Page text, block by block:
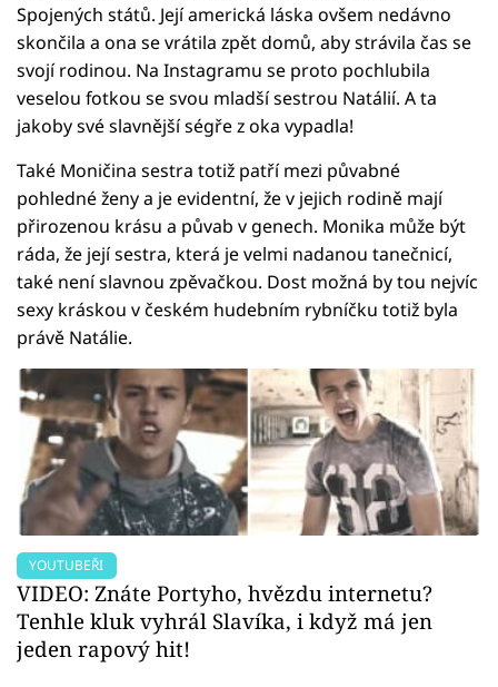
Spojených států. Její americká láska ovšem nedávno
skončila a ona se vrátila zpět domů, aby strávila čas se
svojí rodinou. Na Instagramu se proto pochlubila
veselou fotkou se svou mladší sestrou Natálií. A ta
jakoby své slavnější ségře z oka vypadla!
Také Moničina sestra totiž patří mezi půvabné
pohledné ženy a je evidentní, že v jejich rodině mají
přirozenou krásu a půvab v genech. Monika může být
ráda, že její sestra, která je velmi nadanou tanečnicí,
také není slavnou zpěvačkou. Dost možná by tou nejvíc
sexy kráskou v českém hudebním rybníčku totiž byla
právě Natálie.
YOUTUBEŘI
VIDEO: Znáte Portyho, hvězdu internetu?
Tenhle kluk vyhrál Slavíka, i když má jen
jeden rapový hit!